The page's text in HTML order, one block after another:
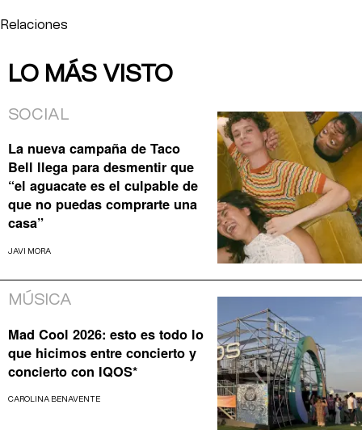
Relaciones
LO MÁS VISTO
SOCIAL
La nueva campaña de Taco
Bell llega para desmentir que
“el aguacate es el culpable de
que no puedas comprarte una
casa”
JAVI MORA
MÚSICA
Mad Cool 2026: esto es todo lo
que hicimos entre concierto y
concierto con IQOS*
CAROLINA BENAVENTE